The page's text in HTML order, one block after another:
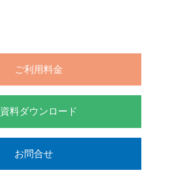
ご利用料金
資料ダウンロード
お問合せ